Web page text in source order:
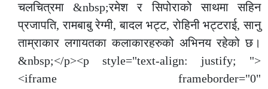
चलचित्रमा &nbsp;रमेश र सिपोराको साथमा सहिन
प्रजापति, रामबाबु रेग्मी, बादल भट्ट, रोहिनी भट्टराई, सानु
ताम्राकार लगायतका कलाकारहरुको अभिनय रहेको छ।
&nbsp;</p><p style="text-align: justify; ">
<iframe frameborder="0"